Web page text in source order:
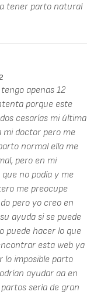
tener parto natural
apenas 12
porque este
cesarías mi última
mi doctor pero me
normal ella me
pero en mi
no podía y me
me preocupe
pero yo creo en
ayuda si se puede
puede hacer lo que
esta web ya
lo imposible parto
ayudar aa en
sería de gran